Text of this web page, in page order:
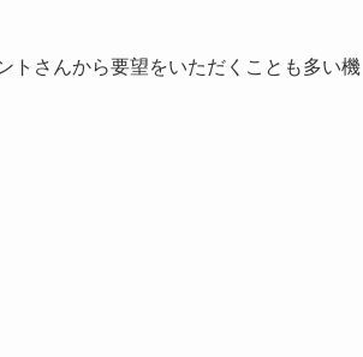
トさんから要望をいただくことも多い機